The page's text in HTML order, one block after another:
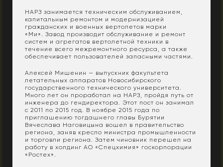
НАРЗ занимается техническим обслуживанием,
капитальным ремонтом и модернизацией
гражданских и военных вертолетов марки
«Ми». Завод производит обслуживание и ремонт
систем и агрегатов вертолетной техники в
течение всего межремонтного ресурса, а также
обеспечивает пользователей запасными частями.
Алексей Мишенин — выпускник факультета
летательных аппаратов Новосибирского
государственного технического университета.
Много лет он проработал на НАРЗ, пройдя путь от
инженера до гендиректора. Этот пост он занимал
с 2011 по 2015 год. В ноябре 2015 года по
приглашению тогдашнего главы Бурятии
Вячеслава Наговицына вошел в правительство
региона, заняв кресло министра промышленности
и торговли региона. Затем чиновник перешел на
работу в холдинг АО «Спецхимия» госкорпорации
«Ростех».